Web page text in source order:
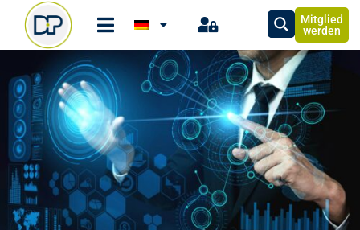
Mitglied
werden